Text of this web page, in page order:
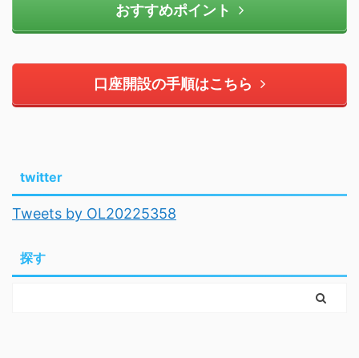
おすすめポイント
口座開設の手順はこちら
twitter
Tweets by OL20225358
探す